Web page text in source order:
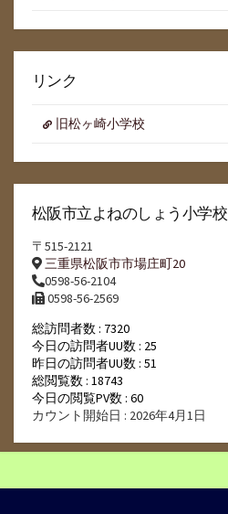
リンク
旧松ヶ崎小学校
松阪市立よねのしょう小学校
〒515-2121
三重県松阪市市場庄町20
0598-56-2104
0598-56-2569
総訪問者数 : 7320
今日の訪問者UU数 : 25
昨日の訪問者UU数 : 51
総閲覧数 : 18743
今日の閲覧PV数 : 60
カウント開始日 : 2026年4月1日